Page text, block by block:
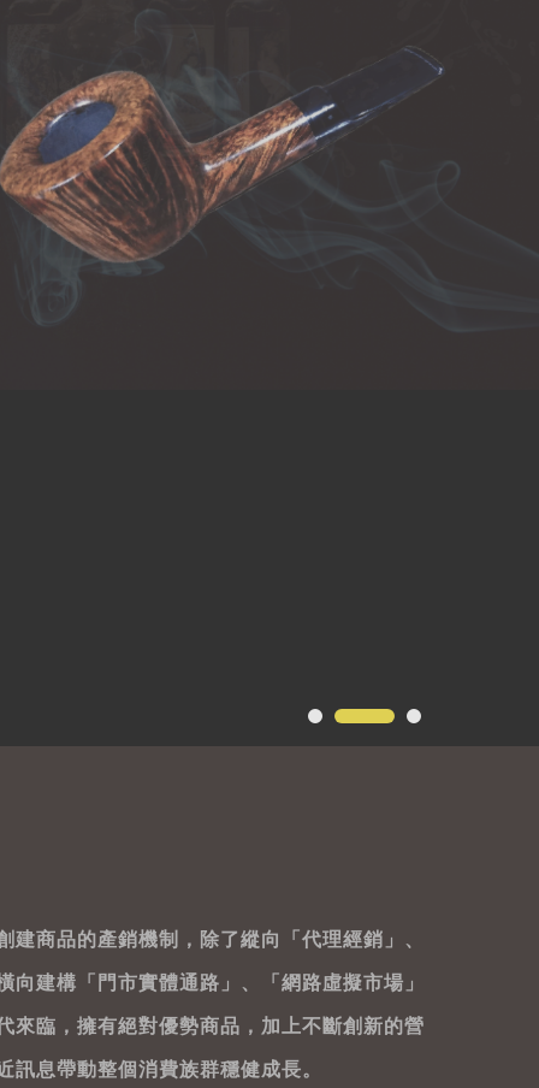
商品的產銷機制，除了縱向「代理經銷」、
建構「門市實體通路」、「網路虛擬市場」
來臨，擁有絕對優勢商品，加上不斷創新的營
息帶動整個消費族群穩健成長。